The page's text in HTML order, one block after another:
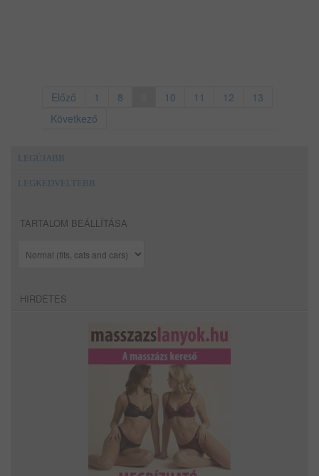
Előző 1 8 10 11 12
13
Következő
LEGÚJABB
LEGKEDVELTEBB
TARTALOM BEÁLLÍTÁSA
HIRDETES